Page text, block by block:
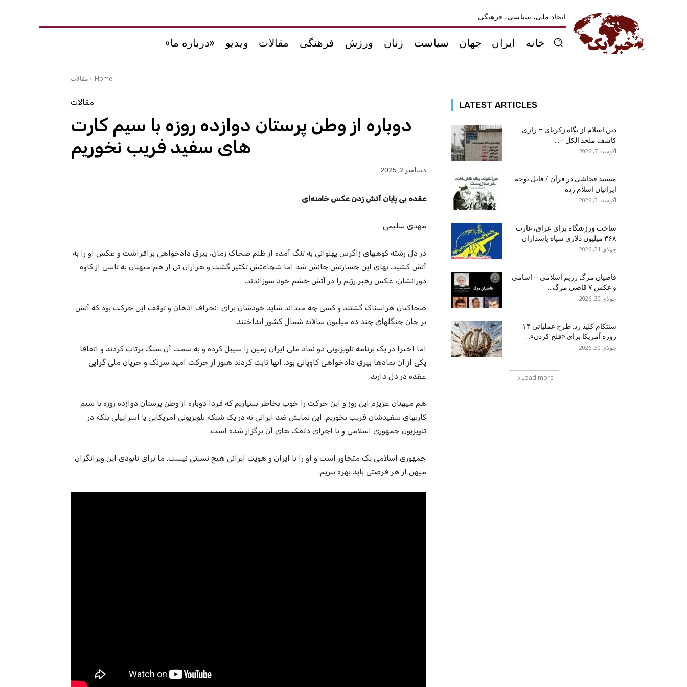
اتحاد ملی، سیاسی، فرهنگی
خانه ایران جهان سیاست زنان ورزش فرهنگی مقالات ویدیو «درباره ما»
Home مقالات
مقالات
دوباره از وطن پرستان دوازده روزه با سیم کارت
های سفید فریب نخوریم
دسامبر 2, 2025
عقده بی پایان آتش زدن عکس خامنه‌ای
مهدی سلیمی
در دل رشته کوههای زاگرس پهلوانی به تنگ آمده از ظلم ضحاک زمان، بیرق دادخواهی برافراشت و عکس او را به
آتش کشید. بهای این جسارتش جانش شد اما شجاعتش تکثیر گشت و هزاران تن از هم میهنان به تاسی از کاوه
دورانشان، عکس رهبر رژیم را در آتش خشم خود سوزاندند.
ضحاکیان هراسناک گشتند و کسی چه میداند شاید خودشان برای انحراف اذهان و توقف این حرکت بود که آتش
بر جان جنگلهای چند ده میلیون سالانه شمال کشور انداختند‌.
اما اخیرا در یک برنامه تلویزیونی دو نماد ملی ایران زمین را سیبل کرده و به سمت آن سنگ پرتاب کردند و اتفاقا
یکی از آن نمادها بیرق دادخواهی کاویانی بود. آنها ثابت کردند هنوز از حرکت امید سرلک و جریان ملی گرایی
عقده در دل دارند
هم میهنان عزیزم این روز و این حرکت را خوب بخاطر بسپاریم که فردا دوباره از وطن پرستان دوازده روزه با سیم
کارتهای سفیدشان فریب نخوریم. این نمایش ضد ایرانی نه در یک شبکه تلویزیونی آمریکایی یا اسراییلی بلکه در
تلویزیون جمهوری اسلامی و با اجرای دلقک های آن برگزار شده است.
جمهوری اسلامی یک متجاوز است و او را با ایران و هویت ایرانی هیچ‌ نسبتی نیست. ما برای نابودی این ویرانگران
میهن از هر فرصتی باید بهره ببریم.
LATEST ARTICLES
دین اسلام از نگاه زکریای – رازی
کاشف ملحد الکل –...
آگوست 7, 2026
مستند فحاشی در قرآن / قابل توجه
ایرانیان اسلام زده
آگوست 3, 2026
ساخت ورزشگاه برای عراق، غارت
۳۶۸ میلیون دلاری سپاه پاسداران
جولای 31, 2026
قاضیان مرگ رژیم اسلامی – اسامی
و عکس ۷ قاضی مرگ...
جولای 30, 2026
سنتکام کلید زد: طرح عملیاتی ۱۴
روزه آمریکا برای «فلج کردن»...
جولای 30, 2026
Load more